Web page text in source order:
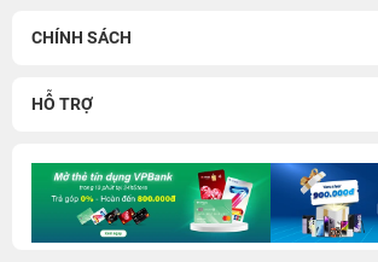
CHÍNH SÁCH
HỖ TRỢ